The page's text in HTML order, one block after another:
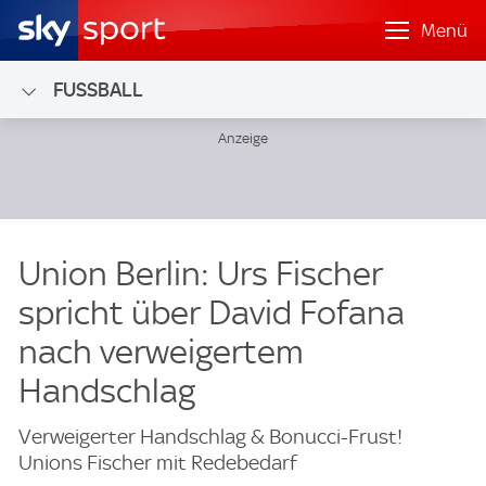
Menü
FUSSBALL
Union Berlin: Urs Fischer
spricht über David Fofana
nach verweigertem
Handschlag
Verweigerter Handschlag & Bonucci-Frust!
Unions Fischer mit Redebedarf